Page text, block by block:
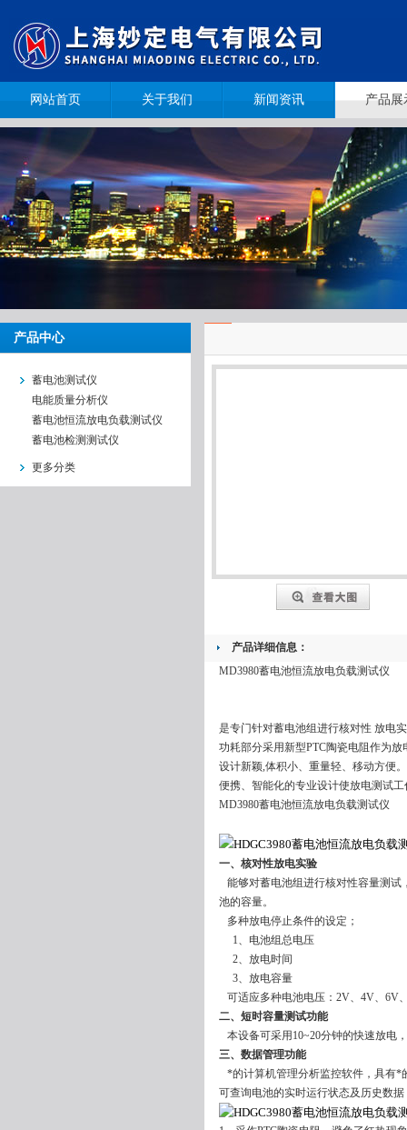
网站首页 关于我们 新闻资讯 产品展
产品中心
蓄电池测试仪
电能质量分析仪
蓄电池恒流放电负载测试仪
蓄电池检测测试仪
更多分类
产品详细信息：
MD3980蓄电池恒流放电负载测试仪
是专门针对蓄电池组进行核对性 放电
功耗部分采用新型PTC陶瓷电阻作为
设计新颖,体积小、重量轻、移动方便
便携、智能化的专业设计使放电测试
MD3980蓄电池恒流放电负载测试仪
一、核对性放电实验
能够对蓄电池组进行核对性容量测试
池的容量。
多种放电停止条件的设定；
1、电池组总电压
2、放电时间
3、放电容量
可适应多种电池电压：2V、4V、6V
二、短时容量测试功能
本设备可采用10~20分钟的快速放电
三、数据管理功能
*的计算机管理分析监控软件，具有*
可查询电池的实时运行状态及历史数